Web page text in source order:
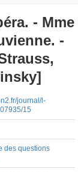
- Mme
-
journal/l-
15
des questions